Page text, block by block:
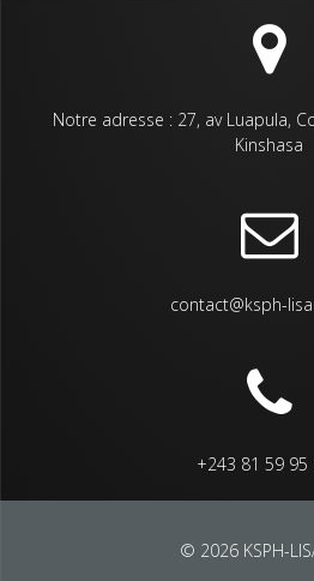
Notre adresse : 27, av Luapula,
Kinshasa
contact@ksph-
+243 81 59 95
© 2026 KSPH-